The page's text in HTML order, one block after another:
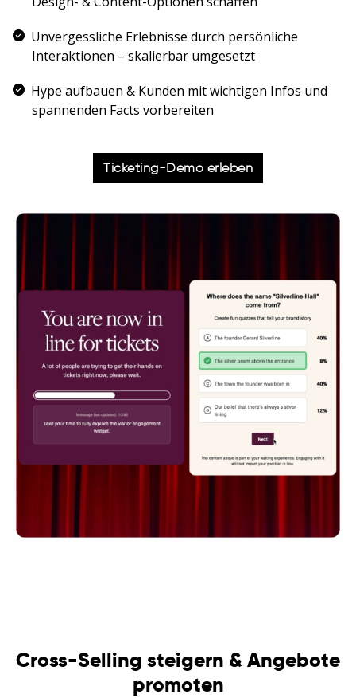
Unvergessliche Erlebnisse durch persönliche
Interaktionen – skalierbar umgesetzt
Hype aufbauen & Kunden mit wichtigen Infos und
spannenden Facts vorbereiten
Ticketing-Demo erleben
Cross-Selling steigern & Angebote
promoten